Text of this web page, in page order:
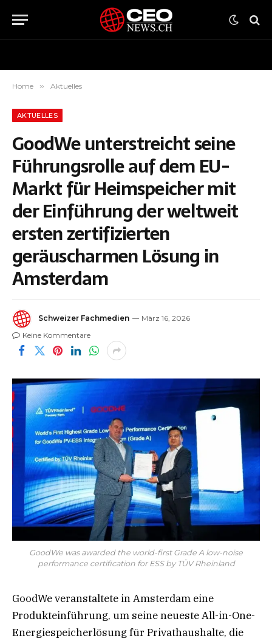
Home » Aktuelles
AKTUELLES
GoodWe unterstreicht seine
Führungsrolle auf dem EU-
Markt für Heimspeicher mit
der Einführung der weltweit
ersten zertifizierten
geräuscharmen Lösung in
Amsterdam
Schweizer Fachmedien
März 16, 2026
Keine Kommentare
GoodWe was awarded the world-first Grade A low-noise
performance certification for ESS by TÜV Rheinland
GoodWe veranstaltete in Amsterdam eine
Produkteinführung, um seine neueste All-in-One-
Energiespeicherlösung für Privathaushalte, die